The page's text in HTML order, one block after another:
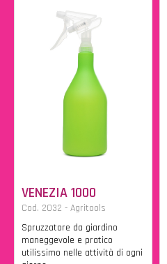
VENEZIA 1000
Cod. 2032 - Agritools
Spruzzatore da giardino
maneggevole e pratico
utilissimo nelle attività di ogni